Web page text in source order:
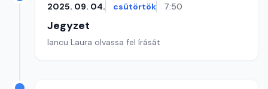
2025. 09. 04. csütörtök 7:50
Jegyzet
Iancu Laura olvassa fel írását